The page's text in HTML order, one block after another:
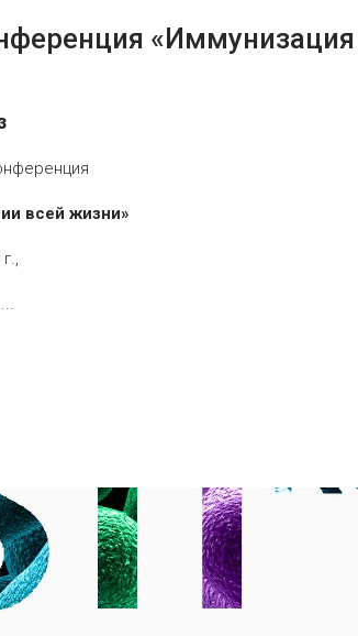
всей жизни»